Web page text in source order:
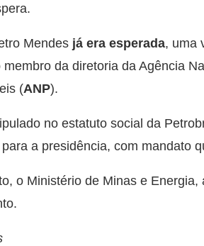
Mendes já era esperada, uma
membro da diretoria da Agência
(ANP).
no estatuto social da
a presidência, com mandato
o Ministério de Minas e Energia,